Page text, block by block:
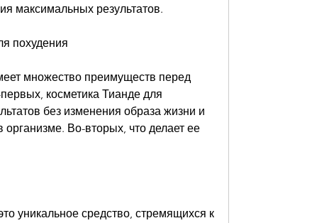
максимальных результатов.
похудения
множество преимуществ перед
косметика Тианде для
без изменения образа жизни и
Во-вторых, что делает ее
уникальное средство, стремящихся к